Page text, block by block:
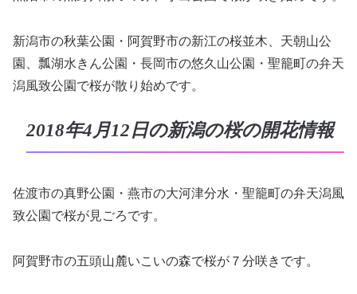
新潟市の秋葉公園・阿賀野市の新江の桜並木、天朝山公
園、瓢湖水きん公園・長岡市の悠久山公園・聖籠町の弁天
潟風致公園で桜が散り始めです。
2018年4月12日の新潟の桜の開花情報
佐渡市の真野公園・燕市の大河津分水・聖籠町の弁天潟風
致公園で桜が見ごろです。
阿賀野市の五頭山麓いこいの森で桜が７分咲きです。